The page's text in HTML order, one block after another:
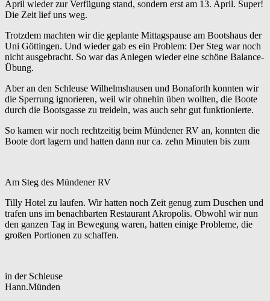
April wieder zur Verfügung stand, sondern erst am 13. April. Super!
Die Zeit lief uns weg.
Trotzdem machten wir die geplante Mittagspause am Bootshaus der
Uni Göttingen. Und wieder gab es ein Problem: Der Steg war noch
nicht ausgebracht. So war das Anlegen wieder eine schöne Balance-
Übung.
Aber an den Schleuse Wilhelmshausen und Bonaforth konnten wir
die Sperrung ignorieren, weil wir ohnehin üben wollten, die Boote
durch die Bootsgasse zu treideln, was auch sehr gut funktionierte.
So kamen wir noch rechtzeitig beim Mündener RV an, konnten die
Boote dort lagern und hatten dann nur ca. zehn Minuten bis zum
Am Steg des Mündener RV
Tilly Hotel zu laufen. Wir hatten noch Zeit genug zum Duschen und
trafen uns im benachbarten Restaurant Akropolis. Obwohl wir nun
den ganzen Tag in Bewegung waren, hatten einige Probleme, die
großen Portionen zu schaffen.
in der Schleuse
Hann.Münden